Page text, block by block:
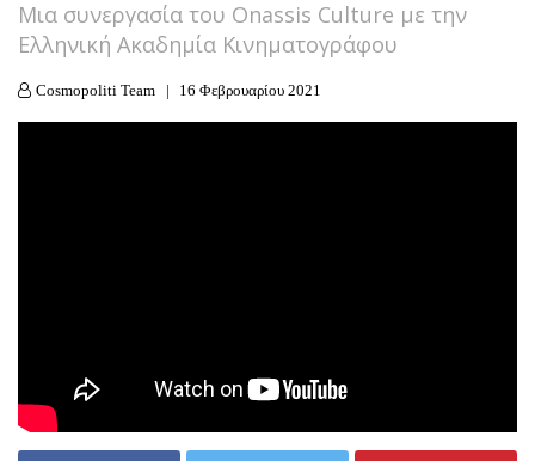
Μια συνεργασία του Onassis Culture με την
Ελληνική Ακαδημία Κινηματογράφου
Cosmopoliti Team 16 Φεβρουαρίου 2021